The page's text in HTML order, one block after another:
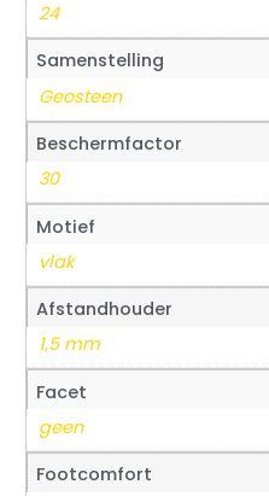
24
Samenstelling
Geosteen
Beschermfactor
30
Motief
vlak
Afstandhouder
1,5 mm
Facet
geen
Footcomfort